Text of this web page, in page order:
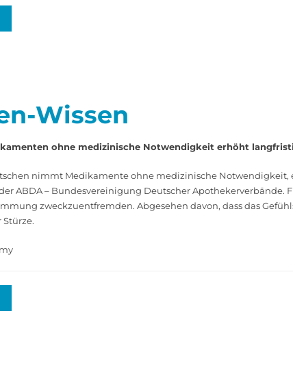
Wissen
ohne medizinische Notwendigkeit erhöht
nimmt Medikamente ohne medizinische
ABDA – Bundesvereinigung Deutscher
zweckzuentfremden. Abgesehen davon, dass das